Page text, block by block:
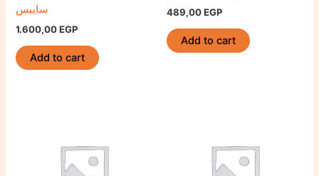
سايبس
1.600,00EGP
Add to cart
489,00EGP
Add to cart